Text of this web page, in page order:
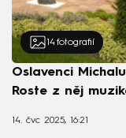
14 fotografií
Oslavenci
Roste z něj
14. čvc 2025, 16:21